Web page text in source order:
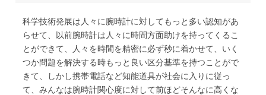
科学技術発展は人々に腕時計に対してもっと多い認知があ
らせて、以前腕時計は人々に時間方面助けを持ってくるこ
とができて、人々を時間を精密に必ず秒に着かせて、いく
つか問題を解決する時もっと良い区分基準を持つことがで
きて、しかし携帯電話など知能道具が社会に入りに従っ
て、みんなは腕時計関心度に対して前ほどそんなに高くな